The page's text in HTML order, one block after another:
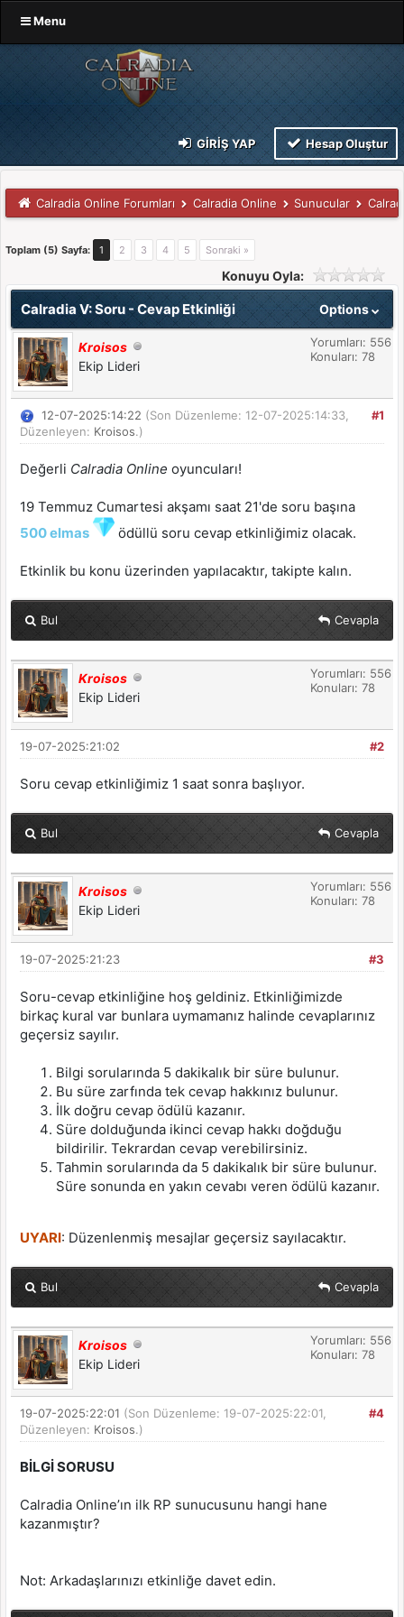
Menu
GIRIŞ YAP Hesap Oluştur
Calradia Online Forumları Calradia Online Sunucular
Toplam (5) Sayfa: 1 2 3 4 5 Sonraki »
Konuyu Oyla:
Options
Calradia V: Soru - Cevap Etkinliği
Kroisos
Ekip Lideri
Yorumları: 556
Konuları: 78
#1
12-07-2025:14:22 (Son Düzenleme: 12-07-2025:14:33,
Düzenleyen: Kroisos.)
Değerli Calradia Online oyuncuları!
19 Temmuz Cumartesi akşamı saat 21'de soru başına
500 elmas
ödüllü soru cevap etkinliğimiz olacak.
Etkinlik bu konu üzerinden yapılacaktır, takipte kalın.
Bul Cevapla
Kroisos
Ekip Lideri
Yorumları: 556
Konuları: 78
#2
19-07-2025:21:02
Soru cevap etkinliğimiz 1 saat sonra başlıyor.
Bul Cevapla
Kroisos
Ekip Lideri
Yorumları: 556
Konuları: 78
#3
19-07-2025:21:23
Soru-cevap etkinliğine hoş geldiniz. Etkinliğimizde
birkaç kural var bunlara uymamanız halinde cevaplarınız
geçersiz sayılır.
Bilgi sorularında 5 dakikalık bir süre bulunur.
Bu süre zarfında tek cevap hakkınız bulunur.
İlk doğru cevap ödülü kazanır.
Süre dolduğunda ikinci cevap hakkı doğduğu
bildirilir. Tekrardan cevap verebilirsiniz.
Tahmin sorularında da 5 dakikalık bir süre bulunur.
Süre sonunda en yakın cevabı veren ödülü kazanır.
UYARI: Düzenlenmiş mesajlar geçersiz sayılacaktır.
Bul Cevapla
Kroisos
Ekip Lideri
Yorumları: 556
Konuları: 78
#4
19-07-2025:22:01 (Son Düzenleme: 19-07-2025:22:01,
Düzenleyen: Kroisos.)
BİLGİ SORUSU
Calradia Online’ın ilk RP sunucusunu hangi hane
kazanmıştır?
Not: Arkadaşlarınızı etkinliğe davet edin.